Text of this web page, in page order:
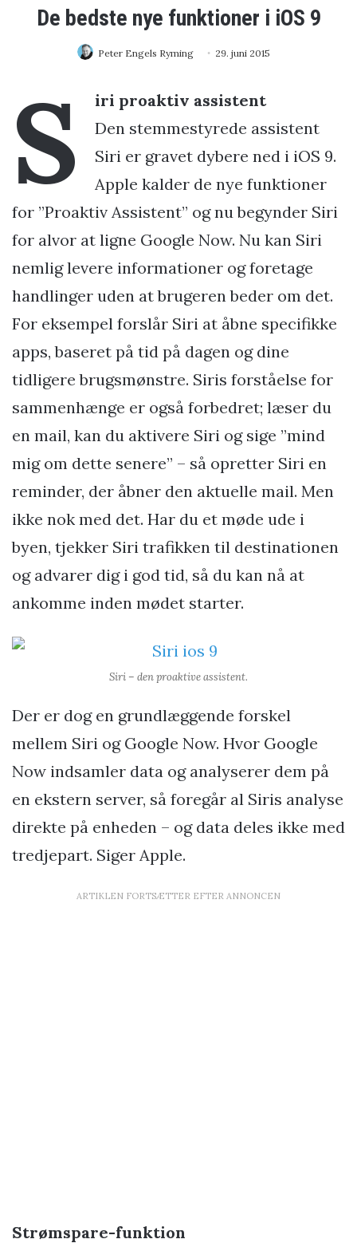
De bedste nye funktioner i iOS 9
Peter Engels Ryming 29. juni 2015
S
iri proaktiv assistent
Den stemmestyrede assistent
Siri er gravet dybere ned i iOS 9.
Apple kalder de nye funktioner
for ”Proaktiv Assistent” og nu begynder Siri
for alvor at ligne Google Now. Nu kan Siri
nemlig levere informationer og foretage
handlinger uden at brugeren beder om det.
For eksempel forslår Siri at åbne specifikke
apps, baseret på tid på dagen og dine
tidligere brugsmønstre. Siris forståelse for
sammenhænge er også forbedret; læser du
en mail, kan du aktivere Siri og sige ”mind
mig om dette senere” – så opretter Siri en
reminder, der åbner den aktuelle mail. Men
ikke nok med det. Har du et møde ude i
byen, tjekker Siri trafikken til destinationen
og advarer dig i god tid, så du kan nå at
ankomme inden mødet starter.
Siri – den proaktive assistent.
Der er dog en grundlæggende forskel
mellem Siri og Google Now. Hvor Google
Now indsamler data og analyserer dem på
en ekstern server, så foregår al Siris analyse
direkte på enheden – og data deles ikke med
tredjepart. Siger Apple.
ARTIKLEN FORTSÆTTER EFTER ANNONCEN
Strømspare-funktion